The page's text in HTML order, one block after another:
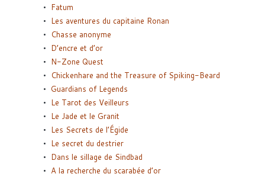
Fatum
Les aventures du capitaine Ronan
Chasse anonyme
D’encre et d’or
N-Zone Quest
Chickenhare and the Treasure of Spiking-Beard
Guardians of Legends
Le Tarot des Veilleurs
Le Jade et le Granit
Les Secrets de l’Égide
Le secret du destrier
Dans le sillage de Sindbad
A la recherche du scarabée d’or